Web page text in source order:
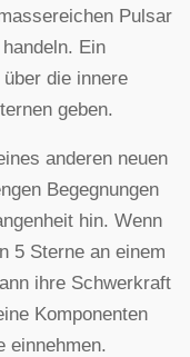
Pulsar
Ein
die innere
geben.
anderen neuen
Begegnungen
hin. Wenn
5 Sterne an einem
ihre Schwerkraft
Komponenten
einnehmen.